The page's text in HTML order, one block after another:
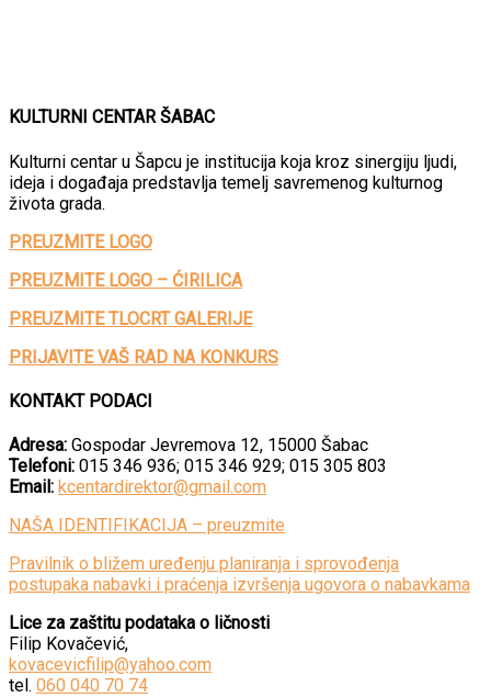
KULTURNI CENTAR ŠABAC
Kulturni centar u Šapcu je institucija koja kroz sinergiju ljudi,
ideja i događaja predstavlja temelj savremenog kulturnog
života grada.
PREUZMITE LOGO
PREUZMITE LOGO – ĆIRILICA
PREUZMITE TLOCRT GALERIJE
PRIJAVITE VAŠ RAD NA KONKURS
KONTAKT PODACI
Adresa: Gospodar Jevremova 12, 15000 Šabac
Telefoni: 015 346 936; 015 346 929; 015 305 803
Email: kcentardirektor@gmail.com
NAŠA IDENTIFIKACIJA – preuzmite
Pravilnik o bližem uređenju planiranja i sprovođenja
postupaka nabavki i praćenja izvršenja ugovora o nabavkama
Lice za zaštitu podataka o ličnosti
Filip Kovačević,
kovacevicfilip@yahoo.com
tel. 060 040 70 74